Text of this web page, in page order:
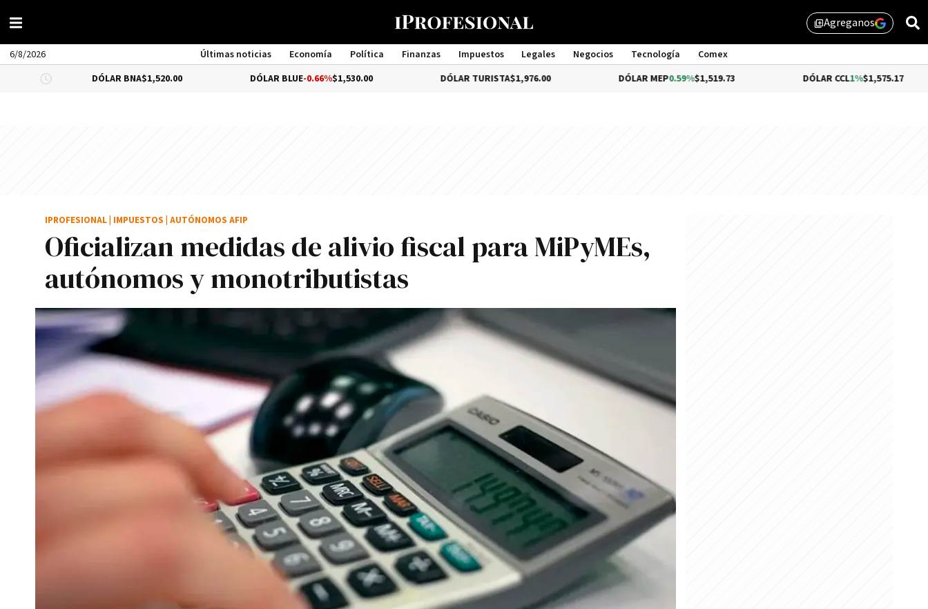
library_addAgreganos
6/8/2026 Últimas noticias Economía Política Finanzas Impuestos Legales Negocios Tecnología
Comex
Management
DÓLAR BNA$1,520.00 DÓLAR BLUE-0.66%$1,530.00 DÓLAR TURISTA$1,976.00 DÓLAR MEP0.59%$1,519.73 1%$1,575.17
Oficializan medidas de alivio fiscal para MiPyMEs,
autónomos y monotributistas
IPROFESIONAL IMPUESTOS AUTÓNOMOS AFIP